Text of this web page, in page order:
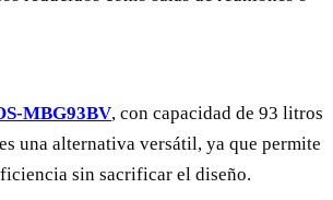
MBG93BV, con capacidad de 93 litros
una alternativa versátil, ya que permite
sin sacrificar el diseño.